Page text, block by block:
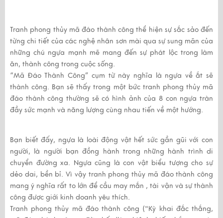
Tranh phong thủy mã đáo thành công thể hiện sự sắc sảo đến
từng chi tiết của các nghệ nhân sơn mài qua sự sung mãn của
những chú ngựa mạnh mẽ mang đến sự phát lộc trong làm
ăn, thành công trong cuộc sống.
“Mã Đáo Thành Công” cụm từ này nghĩa là ngựa về ắt sẽ
thành công. Bạn sẽ thấy trong một bức tranh phong thủy mã
đáo thành công thường sẽ có hình ảnh của 8 con ngựa tràn
đầy sức mạnh và năng lượng cùng nhau tiến về một hướng.
Bạn biết đấy, ngựa là loài động vật hết sức gần gũi với con
người, là người bạn đồng hành trong những hành trình di
chuyển đường xa. Ngựa cũng là con vật biểu tượng cho sự
dẻo dai, bền bỉ. Vì vậy tranh phong thủy mã đáo thành công
mang ý nghĩa rất to lớn để cầu may mắn , tài vận và sự thành
công được giới kinh doanh yêu thích.
Tranh phong thủy mã đáo thành công ("Kỳ khai đắc thắng,